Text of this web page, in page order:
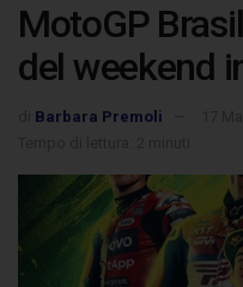
MotoGP
del weekend
Barbara Premoli